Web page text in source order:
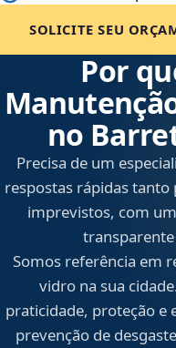
SOLICITE SEU
Por
no
Precisa de um
respostas rápidas tanto
imprevistos, com
Somos referência em
vidro na sua
praticidade, proteção e
prevenção de